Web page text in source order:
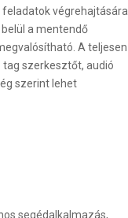
végrehajtására
a mentendő
A teljesen
tag szerkesztőt, audió
szerint lehet
segédalkalmazás,